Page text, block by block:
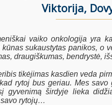
Viktorija,
vaiko onkologija yra
sukaustytas panikos, o
draugiškumas, bendrystė,
tikėjimas kasdien veda
rytoj bus geriau. Mes
gyvenimą širdyje lieka
rytojų…